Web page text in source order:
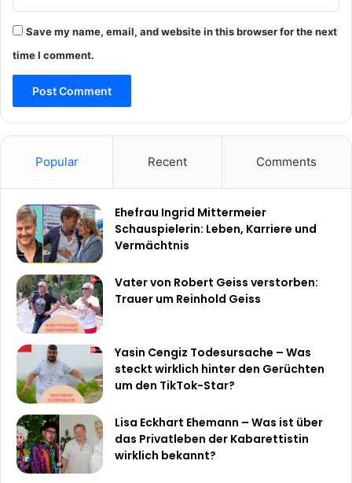
Save my name, email, and website in this browser for the next
time I comment.
Popular Recent Comments
Ehefrau Ingrid Mittermeier
Schauspielerin: Leben, Karriere und
Vermächtnis
Vater von Robert Geiss verstorben:
Trauer um Reinhold Geiss
Yasin Cengiz Todesursache – Was
steckt wirklich hinter den Gerüchten
um den TikTok-Star?
Lisa Eckhart Ehemann – Was ist über
das Privatleben der Kabarettistin
wirklich bekannt?